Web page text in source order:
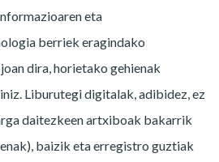
eta
berriek eragindako
dira, horietako gehienak
Liburutegi digitalak, adibidez, ez
daitezkeen artxiboak bakarrik
baizik eta erregistro guztiak